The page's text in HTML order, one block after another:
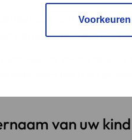
u de naam van uw kind wil
van het contact met een
weer te voeren na een
Maar hoe is het
van uw